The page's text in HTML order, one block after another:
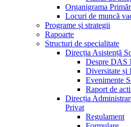
Organigrama
Locuri de muncă
Programe și strategii
Rapoarte
Structuri de specialitate
Direcția Asistență
Despre DAS
Diversitate și
Evenimente
Raport de
Direcția
Privat
Regulament